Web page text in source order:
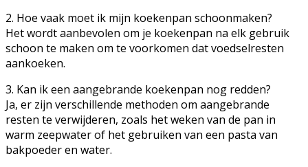
2. Hoe vaak moet ik mijn koekenpan schoonmaken?
Het wordt aanbevolen om je koekenpan na elk gebruik
schoon te maken om te voorkomen dat voedselresten
aankoeken.
3. Kan ik een aangebrande koekenpan nog redden?
Ja, er zijn verschillende methoden om aangebrande
resten te verwijderen, zoals het weken van de pan in
warm zeepwater of het gebruiken van een pasta van
bakpoeder en water.